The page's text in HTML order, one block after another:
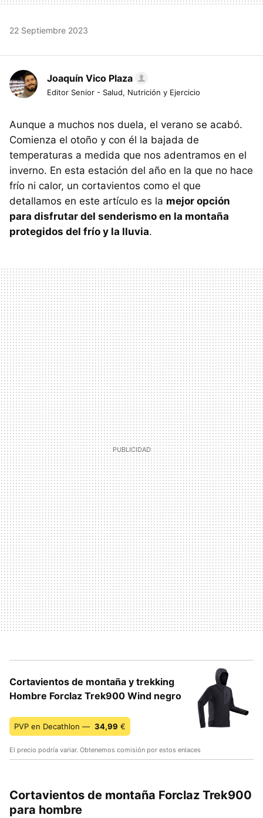
22 Septiembre 2023
Joaquín Vico Plaza
Editor Senior - Salud, Nutrición y Ejercicio
Aunque a muchos nos duela, el verano se acabó.
Comienza el otoño y con él la bajada de
temperaturas a medida que nos adentramos en el
inverno. En esta estación del año en la que no hace
frío ni calor, un cortavientos como el que
detallamos en este artículo es la mejor opción
para disfrutar del senderismo en la montaña
protegidos del frío y la lluvia.
Cortavientos de montaña y trekking
Hombre Forclaz Trek900 Wind negro
PVP en Decathlon — 34,99 €
El precio podría variar. Obtenemos comisión por estos enlaces
Cortavientos de montaña Forclaz Trek900
para hombre